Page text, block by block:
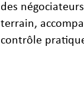
des
terrain,
contrôle